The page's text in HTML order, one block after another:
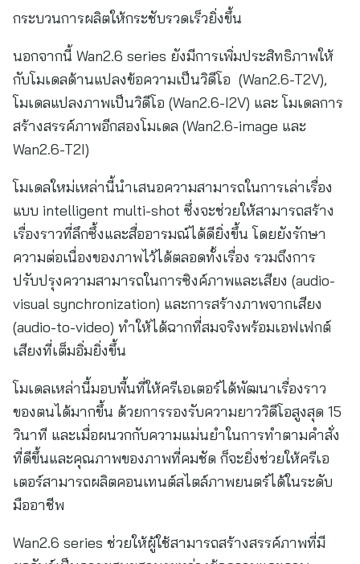
กระบวนการผลิตให้กระชับรวดเร็วยิ่งขึ้น
นอกจากนี้ Wan2.6 series ยังมีการเพิ่มประสิทธิภาพให้
กับโมเดลด้านแปลงข้อความเป็นวิดีโอ (Wan2.6-T2V),
โมเดลแปลงภาพเป็นวิดีโอ (Wan2.6-I2V) และ โมเดลการ
สร้างสรรค์ภาพอีกสองโมเดล (Wan2.6-image และ
Wan2.6-T2I)
โมเดลใหม่เหล่านี้นำเสนอความสามารถในการเล่าเรื่อง
แบบ intelligent multi-shot ซึ่งจะช่วยให้สามารถสร้าง
เรื่องราวที่ลึกซึ้งและสื่ออารมณ์ได้ดียิ่งขึ้น โดยยังรักษา
ความต่อเนื่องของภาพไว้ได้ตลอดทั้งเรื่อง รวมถึงการ
ปรับปรุงความสามารถในการซิงค์ภาพและเสียง (audio-
visual synchronization) และการสร้างภาพจากเสียง
(audio-to-video) ทำให้ได้ฉากที่สมจริงพร้อมเอฟเฟกต์
เสียงที่เต็มอิ่มยิ่งขึ้น
โมเดลเหล่านี้มอบพื้นที่ให้ครีเอเตอร์ได้พัฒนาเรื่องราว
ของตนได้มากขึ้น ด้วยการรองรับความยาววิดีโอสูงสุด 15
วินาที และเมื่อผนวกกับความแม่นยำในการทำตามคำสั่ง
ที่ดีขึ้นและคุณภาพของภาพที่คมชัด ก็จะยิ่งช่วยให้ครีเอ
เตอร์สามารถผลิตคอนเทนต์สไตล์ภาพยนตร์ได้ในระดับ
มืออาชีพ
Wan2.6 series ช่วยให้ผู้ใช้สามารถสร้างสรรค์ภาพที่มี